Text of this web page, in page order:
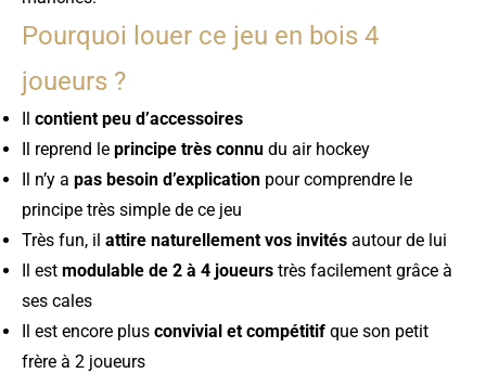
Pourquoi louer ce jeu en bois 4
joueurs ?
Il contient peu d’accessoires
Il reprend le principe très connu du air hockey
Il n’y a pas besoin d’explication pour comprendre le
principe très simple de ce jeu
Très fun, il attire naturellement vos invités autour de lui
Il est modulable de 2 à 4 joueurs très facilement grâce à
ses cales
Il est encore plus convivial et compétitif que son petit
frère à 2 joueurs